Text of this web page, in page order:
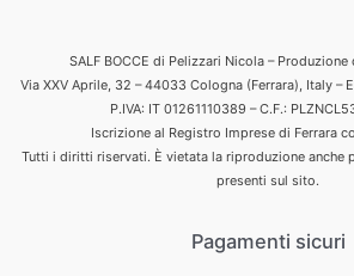
SALF BOCCE di Pelizzari Nicola –
Via XXV Aprile, 32 – 44033 Cologna (Ferrara), Italy –
P.IVA: IT 01261110389 – C.F.:
Iscrizione al Registro Imprese di Ferrara
Tutti i diritti riservati. È vietata la riproduzione anche
presenti sul sito.
Pagamenti sicuri